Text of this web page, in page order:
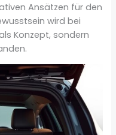
Ansätzen für den
wird bei
Konzept, sondern